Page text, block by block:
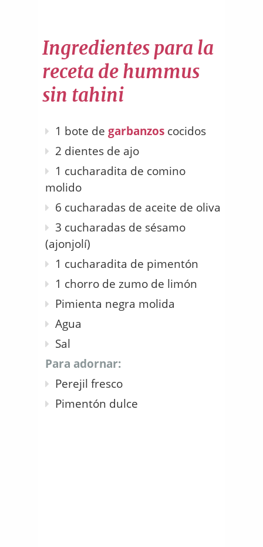
Ingredientes para la
receta de hummus
sin tahini
1 bote de garbanzos cocidos
2 dientes de ajo
1 cucharadita de comino
molido
6 cucharadas de aceite de oliva
3 cucharadas de sésamo
(ajonjolí)
1 cucharadita de pimentón
1 chorro de zumo de limón
Pimienta negra molida
Agua
Sal
Para adornar:
Perejil fresco
Pimentón dulce